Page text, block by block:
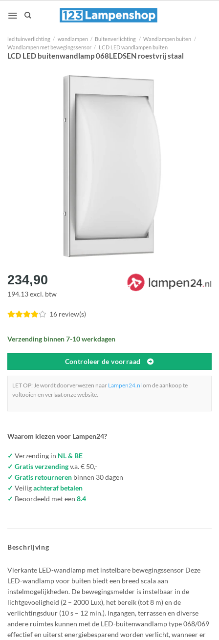
naar
led tuinverlichting / wandlampen / Buitenverlichting / Wandlampen buiten /
Wandlampen met bewegingssensor / LCD LED wandlampen buiten
LCD LED buitenwandlamp 068LEDSEN roestvrij staal
234,90
194.13 excl. btw
16 review(s)
Verzending binnen 7-10 werkdagen
Controleer de voorraad
LET OP: Je wordt doorverwezen naar Lampen24.nl om de aankoop te
voltooien en verlaat onze website.
Waarom kiezen voor Lampen24?
✓ Verzending in NL & BE
✓ Gratis verzendingv.a. € 50,-
✓ Gratis retourneren binnen 30 dagen
✓ Veiligachteraf betalen
✓ Beoordeeld met een 8.4
Beschrijving
Vierkante LED-wandlamp met instelbare bewegingssensor Deze
LED-wandlamp voor buiten biedt een breed scala aan
instelmogelijkheden. De bewegingsmelder is instelbaar in de
lichtgevoeligheid (2 – 2000 Lux), het bereik (tot 8 m) en de
verlichtingsduur (10 s – 12 min.). Ingangen, terrassen en diverse
andere ruimtes kunnen met de LED-buitenwandlamp type 068/069
effectief en uiterst energiebesparend worden verlicht, wanneer er